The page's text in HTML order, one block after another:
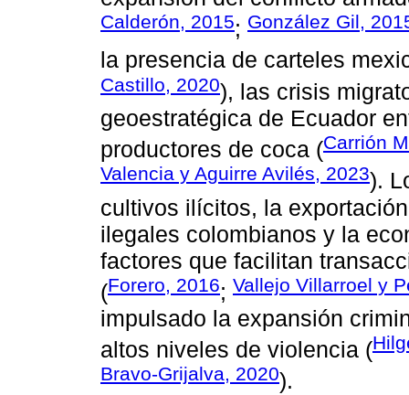
Calderón, 2015; González Gil,
la presencia de carteles
Castillo, 2020), las crisis
geoestratégica de Ecuador
productores de coca (Carrión
Valencia y Aguirre Avilés, 2023).
cultivos ilícitos, la
ilegales colombianos y la
factores que facilitan
(Forero, 2016; Vallejo Villarroel y
impulsado la expansión
altos niveles de violencia (
Bravo-Grijalva, 2020).